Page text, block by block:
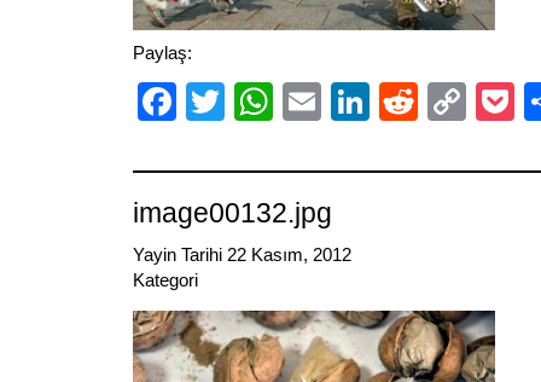
Paylaş:
Facebook
TwitterWhatsApp
EmailLinkedIn
Reddit
image00132.jpg
Yayin Tarihi 22 Kasım, 2012
Kategori